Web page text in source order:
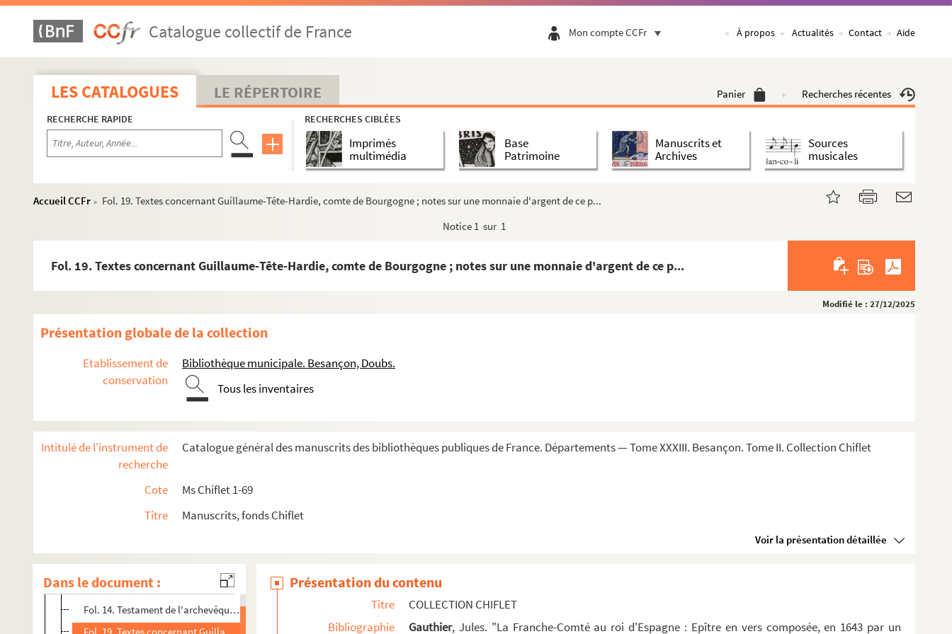
Catalogue collectif de France Mon compte CCFr À propos Actualités Contact Aide
LES CATALOGUES LE RÉPERTOIRE Panier Recherches récentes
RECHERCHE RAPIDE RECHERCHES CIBLÉES
Imprimés
multimédia
Base
Patrimoine
Manuscrits et
Archives
Sources
musicales
Accueil CCFr >
Fol. 19. Textes concernant Guillaume-Tête-Hardie, comte de Bourgogne ; notes sur une monnaie d'argent de ce p...
Notice 1 sur 1
Fol. 19. Textes concernant Guillaume-Tête-Hardie, comte de Bourgogne ; notes sur une monnaie d'argent de ce p...
Modifié le : 27/12/2025
Présentation globale de la collection
Etablissement de
conservation
Bibliothèque municipale. Besançon, Doubs.
Tous les inventaires
Intitulé de l'instrument de
recherche
Catalogue général des manuscrits des bibliothèques publiques de France. Départements — Tome XXXIII. Besançon. Tome II. Collection Chiflet
Cote
Ms Chiflet 1-69
Titre
Manuscrits, fonds Chiflet
Voir la présentation détaillée
Dans le document :
COLLECTION CHIFLET
Fol. 5. Diplôme de Rodophe III, roi de Bourgogne, confirmant dans ses possessions l'église de Saint-Anatoile...
Fol. 9. Textes concernant Rainaud I
, comte de Bourgogne ; extrait par Jean-Jacques Chiflet
Fol. 14. Testament de l'archevêque de Besançon, Hugues I
, et diplôme concernant les fondations de ce prélat
Présentation du contenu
Titre
COLLECTION CHIFLET
Bibliographie
Gauthier, Jules. "La Franche-Comté au roi d'Espagne : Epître en vers composée, en 1643 par un